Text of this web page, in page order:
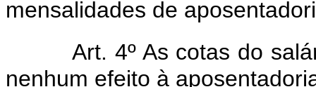
mensalidades de
Art. 4º As cotas do
nenhum efeito à